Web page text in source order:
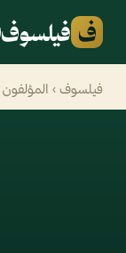
ف فيلسوف
فيلسوف › المؤلفون